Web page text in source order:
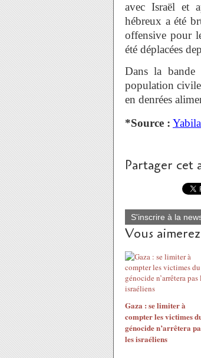
avec Israël et
hébreux a été
offensive pour
été déplacées
Dans la bande
population civile
en denrées
*Source :
Partager cet
S'inscrire à la
Vous
Gaza : se limiter à
compter les victimes
génocide n’arrêtera
les israéliens